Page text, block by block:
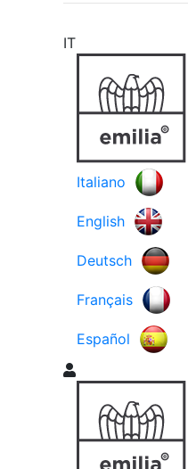
IT
Italiano
English
Deutsch
Français
Español